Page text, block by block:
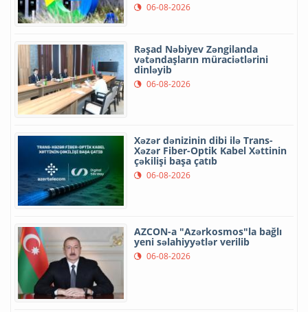
06-08-2026
Rəşad Nəbiyev Zəngilanda
vətəndaşların müraciətlərini
dinləyib
06-08-2026
Xəzər dənizinin dibi ilə Trans-
Xəzər Fiber-Optik Kabel Xəttinin
çəkilişi başa çatıb
06-08-2026
AZCON-a "Azərkosmos"la bağlı
yeni səlahiyyətlər verilib
06-08-2026